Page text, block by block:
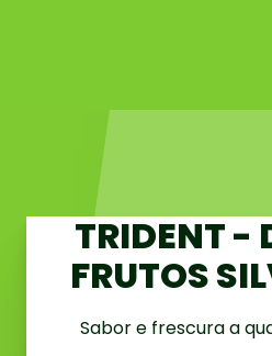
TRIDENT -
FRUTOS
Sabor e frescura a